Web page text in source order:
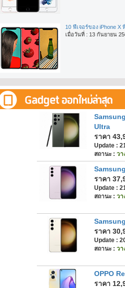
10 ฟีเจอร์ของ iPhone X
เมื่อวันที่ : 13 กันยายน
Ultra
ราคา
Update :
สถานะ : วา
ราคา
Update :
สถานะ : วา
ราคา
Update :
สถานะ : วา
OPPO
ราคา